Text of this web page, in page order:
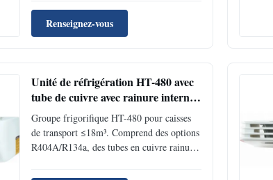
compresseur Jianshe JS38 (380CC).
Fournit un refroidissement de 11 500 W à
0 °C, 6 300 W à -18 °C, avec une plage de
résistance, conception compacte pour des
économies de carburant et contrôle
Renseignez-vous
Unité de réfrigération HT-480 avec
tube de cuivre avec rainure interne
et condensateur à débit parallèle
pour boîte de transport à froid
R404A
Groupe frigorifique HT-480 pour caisses
de transport ≤18m³. Comprend des options
R404A/R134a, des tubes en cuivre rainurés
des commandes numériques. Capacité de